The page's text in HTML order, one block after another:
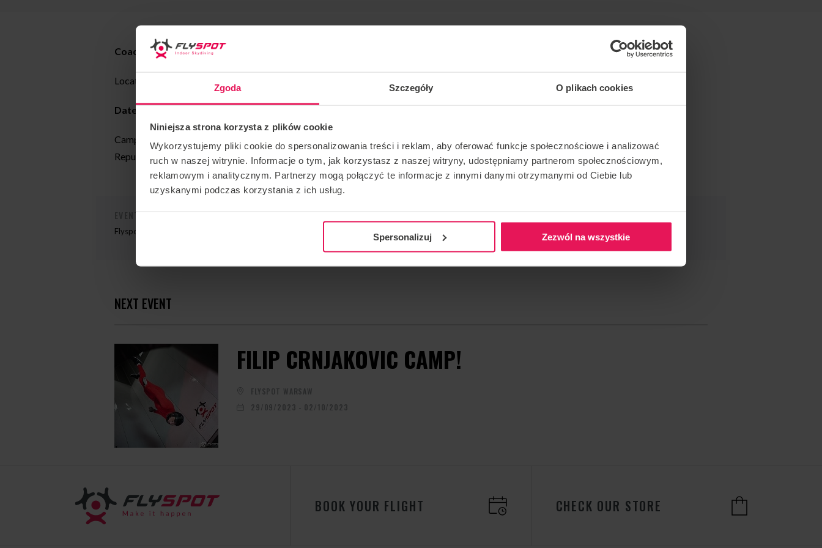
Zgoda Szczegóły O plikach cookies
Niniejsza strona korzysta z plików cookie
Wykorzystujemy pliki cookie do spersonalizowania treści i reklam, aby oferować funkcje społecznościowe i analizować
ruch w naszej witrynie. Informacje o tym, jak korzystasz z naszej witryny, udostępniamy partnerom społecznościowym,
reklamowym i analitycznym. Partnerzy mogą połączyć te informacje z innymi danymi otrzymanymi od Ciebie lub
uzyskanymi podczas korzystania z ich usług.
Spersonalizuj Zezwól na wszystkie
Coach: Radek Meduna
Location: Flyspot Katowice
Date:
Camp organised regularly by coach Radek Meduna in Flyspot for kids teams from Czech
Republic
Flyspot
NEXT EVENT
FILIP CRNJAKOVIC CAMP!
FLYSPOT WARSAW
29/09/2023 - 02/10/2023
BOOK YOUR FLIGHT CHECK OUR STORE